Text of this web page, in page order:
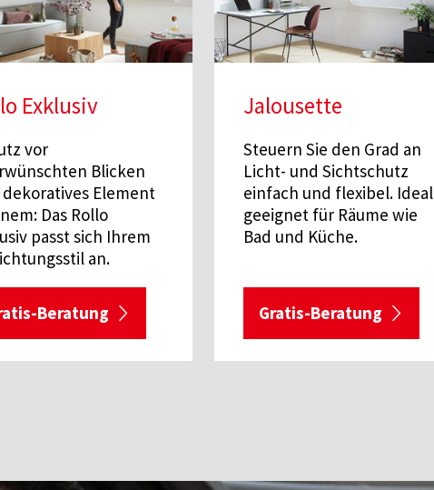
Exklusiv
vor
Blicken
Element
Das Rollo
passt sich Ihrem
an.
Beratung
Jalousette
Steuern Sie den Grad an
Licht- und Sichtschutz
einfach und flexibel. Ideal
geeignet für Räume wie
Bad und Küche.
Gratis-Beratung